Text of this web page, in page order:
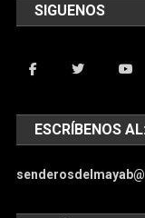
SIGUENOS
ESCRÍBENOS AL: